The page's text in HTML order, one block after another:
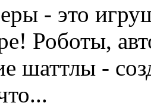
- это
Роботы,
шаттлы -